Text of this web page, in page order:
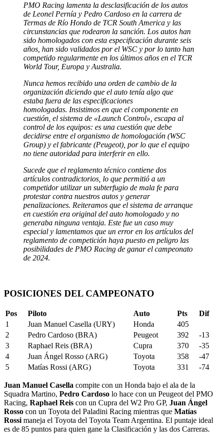
PMO Racing lamenta la desclasificación de los autos
de Leonel Pernía y Pedro Cardoso en la carrera de
Termas de Río Hondo de TCR South America y las
circunstancias que rodearon la sanción. Los autos han
sido homologados con esta especificación durante seis
años, han sido validados por el WSC y por lo tanto han
competido regularmente en los últimos años en el TCR
World Tour, Europa y Australia.
Nunca hemos recibido una orden de cambio de la
organización diciendo que el auto tenía algo que
estaba fuera de las especificaciones
homologadas. Insistimos en que el componente en
cuestión, el sistema de «Launch Control», escapa al
control de los equipos: es una cuestión que debe
decidirse entre el organismo de homologación (WSC
Group) y el fabricante (Peugeot), por lo que el equipo
no tiene autoridad para interferir en ello.
Sucede que el reglamento técnico contiene dos
artículos contradictorios, lo que permitió a un
competidor utilizar un subterfugio de mala fe para
protestar contra nuestros autos y generar
penalizaciones. Reiteramos que el sistema de arranque
en cuestión era original del auto homologado y no
generaba ninguna ventaja. Este fue un caso muy
especial y lamentamos que un error en los artículos del
reglamento de competición haya puesto en peligro las
posibilidades de PMO Racing de ganar el campeonato
de 2024.
POSICIONES DEL CAMPEONATO
Pos Piloto Auto Pts
Dif
1
Juan Manuel Casella (URY) Honda
405
2
Pedro Cardoso (BRA) Peugeot 392
-13
3
Raphael Reis (BRA) Cupra 370
-35
4
Juan Ángel Rosso (ARG) Toyota 358
-47
5
Matías Rossi (ARG) Toyota 331 -74
Juan Manuel Casella compite con un Honda bajo el ala de la
Squadra Martino, Pedro Cardoso lo hace con un Peugeot del PMO
Racing, Raphael Reis con un Cupra del W2 Pro GP, Juan Ángel
Rosso con un Toyota del Paladini Racing mientras que Matías
Rossimaneja el Toyota del Toyota Team Argentina. El puntaje ideal
es de 85 puntos para quien gane la Clasificación y las dos Carreras.